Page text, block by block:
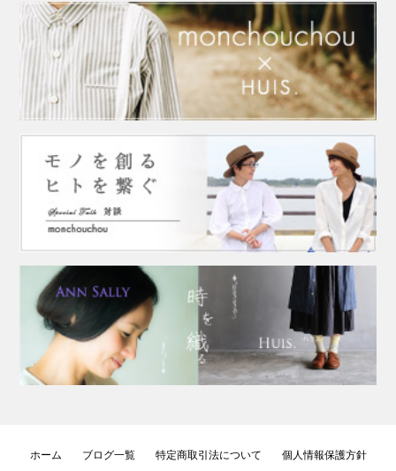
ホーム ブログ一覧 特定商取引法について 個人情報保護方針